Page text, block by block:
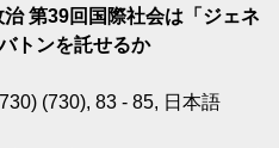
第39回国際社会は「ジェネ
トンを託せるか
(730), 83 - 85, 日本語